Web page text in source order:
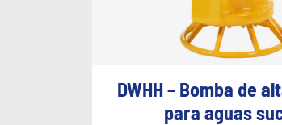
DWHH – Bomba de
para aguas